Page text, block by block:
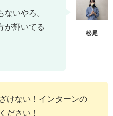
いやろ。
が輝いてる
けない！インターンの
ださい！